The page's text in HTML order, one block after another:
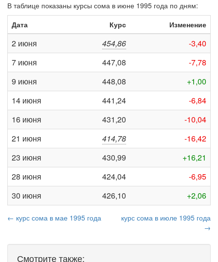
В таблице показаны курсы сома в июне 1995 года по дням:
Дата
Курс Изменение
2 июня 454,86
-3,40
7 июня
447,08
-7,78
9 июня
448,08
+1,00
14 июня
441,24
-6,84
16 июня
431,20
-10,04
21 июня
414,78
-16,42
23 июня
430,99
+16,21
28 июня
424,04
-6,95
30 июня
426,10 +2,06
← курс сома в мае 1995 года
курс сома в июле 1995 года
→
Смотрите также: